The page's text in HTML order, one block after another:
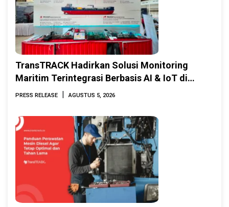
TransTRACK Hadirkan Solusi Monitoring
Maritim Terintegrasi Berbasis AI & IoT di
Indonesia Marine & Offshore Expo (IMOX)
PRESS RELEASE | AGUSTUS 5, 2026